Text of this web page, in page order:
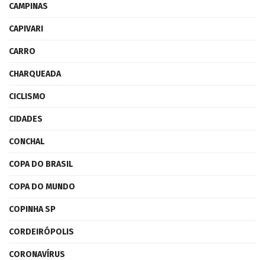
CAMPINAS
CAPIVARI
CARRO
CHARQUEADA
CICLISMO
CIDADES
CONCHAL
COPA DO BRASIL
COPA DO MUNDO
COPINHA SP
CORDEIRÓPOLIS
CORONAVÍRUS